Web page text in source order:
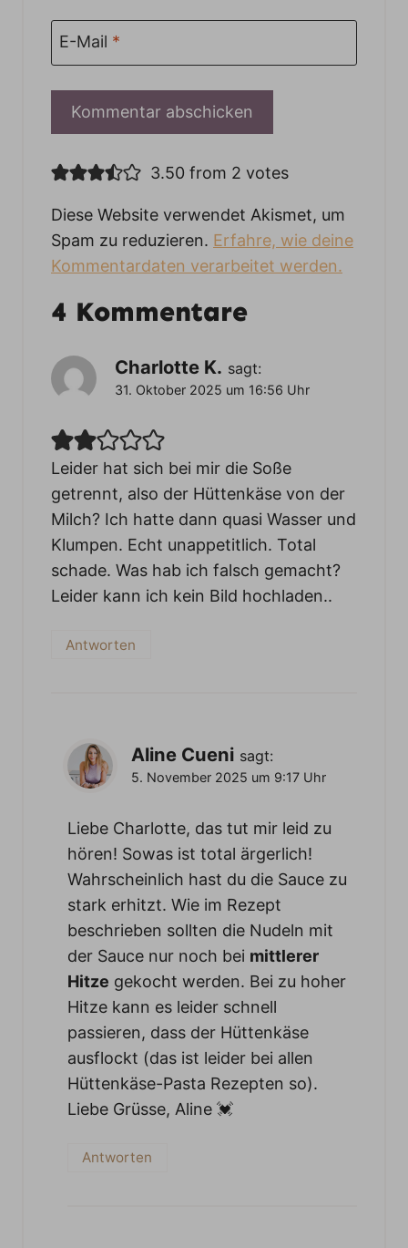
E-Mail *
3.50 from 2 votes
Diese Website verwendet Akismet, um
Spam zu reduzieren. Erfahre, wie deine
Kommentardaten verarbeitet werden.
4 Kommentare
Charlotte K. sagt:
31. Oktober 2025 um 16:56 Uhr
Leider hat sich bei mir die Soße
getrennt, also der Hüttenkäse von der
Milch? Ich hatte dann quasi Wasser und
Klumpen. Echt unappetitlich. Total
schade. Was hab ich falsch gemacht?
Leider kann ich kein Bild hochladen..
Antworten
Aline Cueni sagt:
5. November 2025 um 9:17 Uhr
Liebe Charlotte, das tut mir leid zu
hören! Sowas ist total ärgerlich!
Wahrscheinlich hast du die Sauce zu
stark erhitzt. Wie im Rezept
beschrieben sollten die Nudeln mit
der Sauce nur noch bei mittlerer
Hitze gekocht werden. Bei zu hoher
Hitze kann es leider schnell
passieren, dass der Hüttenkäse
ausflockt (das ist leider bei allen
Hüttenkäse-Pasta Rezepten so).
Liebe Grüsse, Aline 💓
Antworten